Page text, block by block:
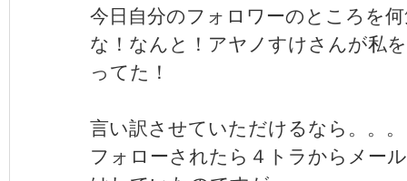
今日自分のフォロワーのところを
な！なんと！アヤノすけさんが私
ってた！
言い訳させていただけるなら。。。
フォローされたら４トラからメー